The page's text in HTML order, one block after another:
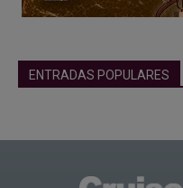
ENTRADAS POPULARES